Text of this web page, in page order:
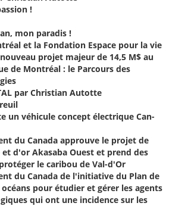
!
mon paradis !
et la Fondation Espace pour la vie
projet majeur de 14,5 M$ au
de Montréal : le Parcours des
par Christian Autotte
un véhicule concept électrique Can-
du Canada approuve le projet de
d'or Akasaba Ouest et prend des
le caribou de Val-d'Or
du Canada de l'initiative du Plan de
pour étudier et gérer les agents
qui ont une incidence sur les